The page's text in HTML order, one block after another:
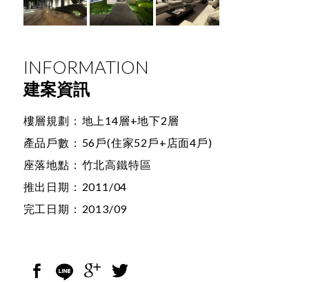
INFORMATION
建案資訊
樓層規劃： 地上14層+地下2層
產品戶數： 56戶(住家52戶+店面4戶)
座落地點： 竹北高鐵特區
推出日期： 2011/04
完工日期： 2013/09